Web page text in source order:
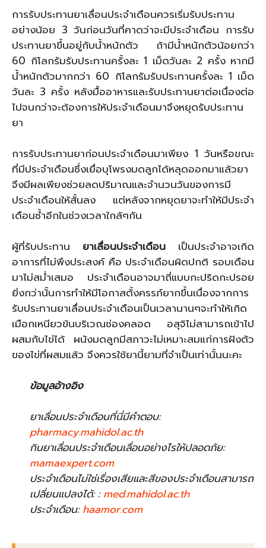
การรับประทานยาเลื่อนประจำเดือนควรเริ่มรับประทาน
อย่างน้อย 3 วันก่อนวันที่คาดว่าจะมีประจำเดือน การรับ
ประทานยาขึ้นอยู่กับน้ำหนักตัว ถ้ามีน้ำหนักตัวน้อยกว่า
60 กิโลกรัมรับประทานครั้งละ 1 เม็ดวันละ 2 ครั้ง หากมี
น้ำหนักตัวมากกว่า 60 กิโลกรัมรับประทานครั้งละ 1 เม็ด
วันละ 3 ครั้ง หลังมื้ออาหารและรับประทานยาต่อเนื่องต่อ
ไปจนกว่าจะต้องการให้ประจำเดือนมาจึงหยุดรับประทาน
ยา
การรับประทานยาก่อนประจำเดือนมาเพียง 1 วันหรือขณะ
ที่มีประจำเดือนซึ่งเยื่อบุโพรงมดลูกได้หลุดออกมาแล้วยา
จึงมีผลเพียงช่วยลดปริมาณและจำนวนวันของการมี
ประจำเดือนให้สั้นลง แต่หลังจากหยุดยาจะทำให้มีประจำ
เดือนซ้ำอีกในช่วงเวลาใกล้ๆกัน
ผู้ที่รับประทาน ยาเลื่อนประจำเดือน เป็นประจำอาจเกิด
อาการที่ไม่พึงประสงค์ คือ ประจำเดือนผิดปกติ รอบเดือน
มาไม่สม่ำเสมอ ประจำเดือนอาจมาถี่แบบกะปริดกะปรอย
ยิ่งกว่านั้นการทำให้มีโอกาสตั้งครรภ์ยากขึ้นเนื่องจากการ
รับประทานยาเลื่อนประจําเดือนเป็นเวลานานๆจะทำให้เกิด
เมือกเหนียวข้นบริเวณช่องคลอด อสุจิไม่สามารถเข้าไป
ผสมกับไข่ได้ ผนังมดลูกมีสภาวะไม่เหมาะสมแก่การฝังตัว
ของไข่ที่ผสมแล้ว จึงควรใช้ยานี้ยามที่จำเป็นเท่านั้นนะคะ
ข้อมูลอ้างอิง
ยาเลื่อนประจําเดือนที่นี่มีคำตอบ:
pharmacy.mahidol.ac.th
กินยาเลื่อนประจําเดือนเลื่อนอย่างไรให้ปลอดภัย:
mamaexpert.com
ประจําเดือนไม่ใช่เรื่องเสียและสีของประจําเดือนสามารถ
เปลี่ยนแปลงได้: :med.mahidol.ac.th
ประจําเดือน:haamor.com